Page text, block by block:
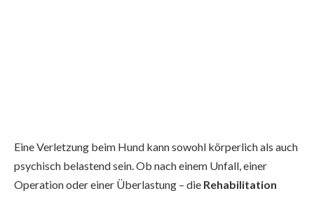
Eine Verletzung beim Hund kann sowohl körperlich als auch
psychisch belastend sein. Ob nach einem Unfall, einer
Operation oder einer Überlastung – die Rehabilitation